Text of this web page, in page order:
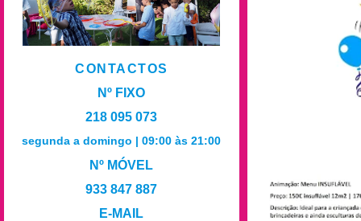
CONTACTOS
Nº FIXO
218 095 073
segunda a domingo | 09:00 às 21:00
Nº MÓVEL
933 847 887
E-MAIL